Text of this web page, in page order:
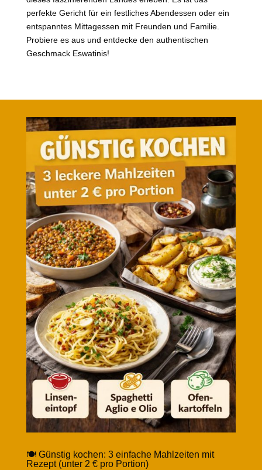
perfekte Gericht für ein festliches Abendessen oder ein
entspanntes Mittagessen mit Freunden und Familie.
Probiere es aus und entdecke den authentischen
Geschmack Eswatinis!
🍽️ Günstig kochen: 3 einfache Mahlzeiten mit
Rezept (unter 2 € pro Portion)